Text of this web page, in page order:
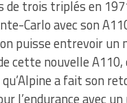
de trois triplés en
Carlo avec son
puisse entrevoir un
cette nouvelle A110,
a fait son
l’endurance avec